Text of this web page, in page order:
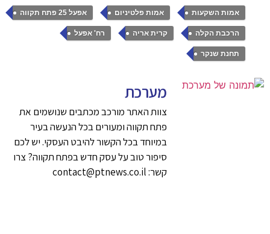
אמות השקעות , אמות פלטיניום , אפעל 25 פתח תקווה ,
הרכבת הקלה , קרית אריה , רח' אפעל ,
תחנת שנקר
מערכת
צוות האתר מורכב מכתבים שנושמים את
פתח תקווה ומעורים בכל הנעשה בעיר
במיוחד בכל הקשור להיבט העסקי. יש לכם
סיפור טוב על עסק חדש בפתח תקווה? צרו
קשר: contact@ptnews.co.il